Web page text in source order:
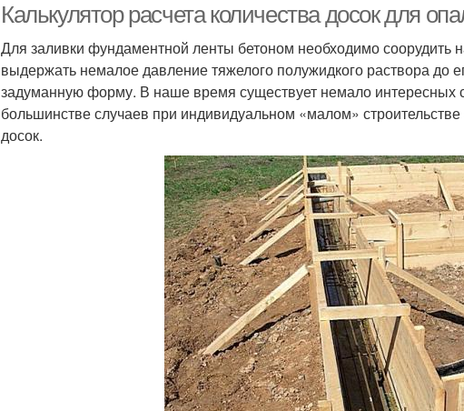
Калькулятор расчета количества досок для
Для заливки фундаментной ленты бетоном необходимо соорудить
выдержать немалое давление тяжелого полужидкого раствора до
задуманную форму. В наше время существует немало интересных
большинстве случаев при индивидуальном «малом»
досок.